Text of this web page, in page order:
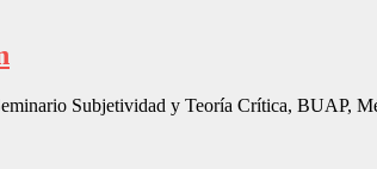
Subjetividad y Teoría Crítica, BUAP,